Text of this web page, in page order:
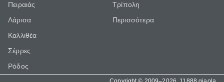
Πειραιάς
Λάρισα
Καλλιθέα
Σέρρες
Ρόδος
Τρίπολη
Περισσότερα